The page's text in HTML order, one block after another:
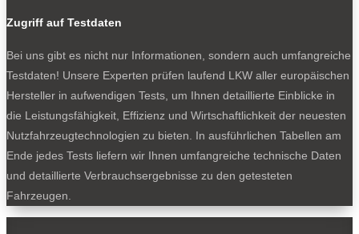
Zugriff auf Testdaten
Bei uns gibt es nicht nur Informationen, sondern auch umfangreiche
Testdaten! Unsere Experten prüfen laufend LKW aller europäischen
Hersteller in aufwendigen Tests, um Ihnen detaillierte Einblicke in
die Leistungsfähigkeit, Effizienz und Wirtschaftlichkeit der neuesten
Nutzfahrzeugtechnologien zu bieten. In ausführlichen Tabellen am
Ende jedes Tests liefern wir Ihnen umfangreiche technische Daten
und detaillierte Verbrauchsergebnisse zu den getesteten
Fahrzeugen.